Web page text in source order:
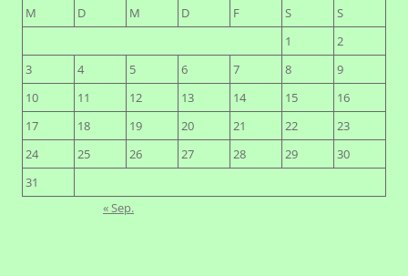
M
D M D F S
S
1
2
3
4 5 6 7 8
9
10
11 12 13 14 15
16
17
18 19 20 21 22
23
24
25 26 27 28 29
30
31
« Sep.